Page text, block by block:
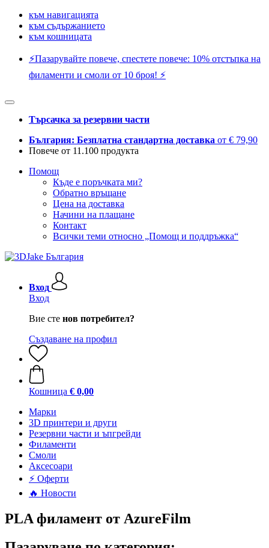
към навигацията
към съдържанието
към кошницата
⚡️Пазарувайте повече, спестете повече: 10% отстъпка на
филаменти и смоли от 10 броя! ⚡️
Търсачка за резервни части
България: Безплатна стандартна доставка от € 79,90
Повече от 11.100 продукта
Помощ
Къде е поръчката ми?
Обратно връщане
Цена на доставка
Начини на плащане
Контакт
Всички теми относно „Помощ и поддръжка“
Вход
Вход
Вие сте нов потребител?
Създаване на профил
Кошница € 0,00
Mарки
3D принтери и други
Резервни части и ъпгрейди
Филаменти
Смоли
Аксесоари
⚡ Оферти
🔥 Новости
PLA филамент от AzureFilm